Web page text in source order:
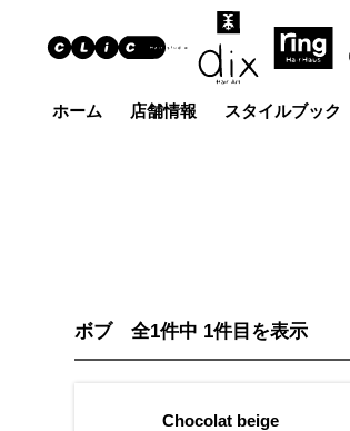
ホーム 店舗情報 スタイルブック
ボブ 全1件中 1件目を表示
Chocolat beige